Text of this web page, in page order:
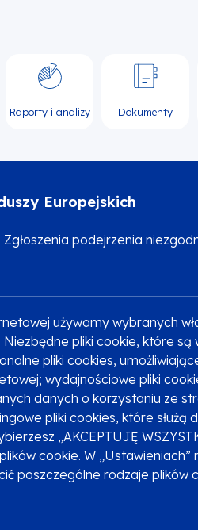
używamy wybranych
pliki cookie, które
pliki cookies,
wydajnościowe pliki
danych o korzystaniu ze
pliki cookies, które służą
„AKCEPTUJĘ
cookie. W „Ustawieniach”
poszczególne rodzaje plików
Raporty i analizy Dokumenty
Europejskich
Zgłoszenia podejrzenia
Fundusze 2014-2020
Unię Europejską z programu Fundusze